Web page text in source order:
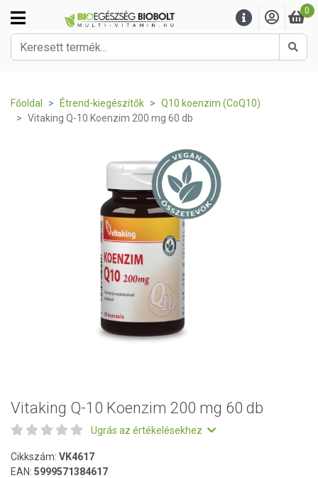
0
Főoldal Étrend-kiegészítők
Q10 koenzim (CoQ10)
Vitaking Q-10 Koenzim 200 mg 60 db
Vitaking Q-10 Koenzim 200 mg 60 db
Ugrás az értékelésekhez
Cikkszám: VK4617
EAN: 5999571384617